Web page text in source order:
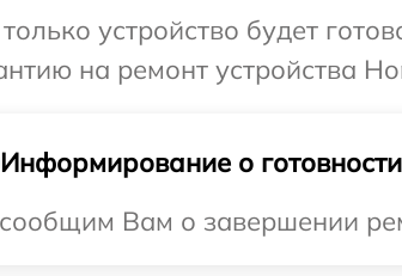
устройство будет
на ремонт устройства
Информирование о готовности
Вам о завершении